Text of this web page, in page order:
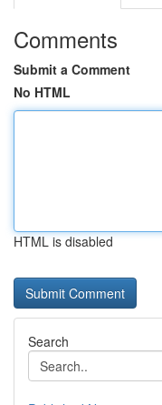
Comments
Submit a Comment
No HTML
HTML is disabled
Search